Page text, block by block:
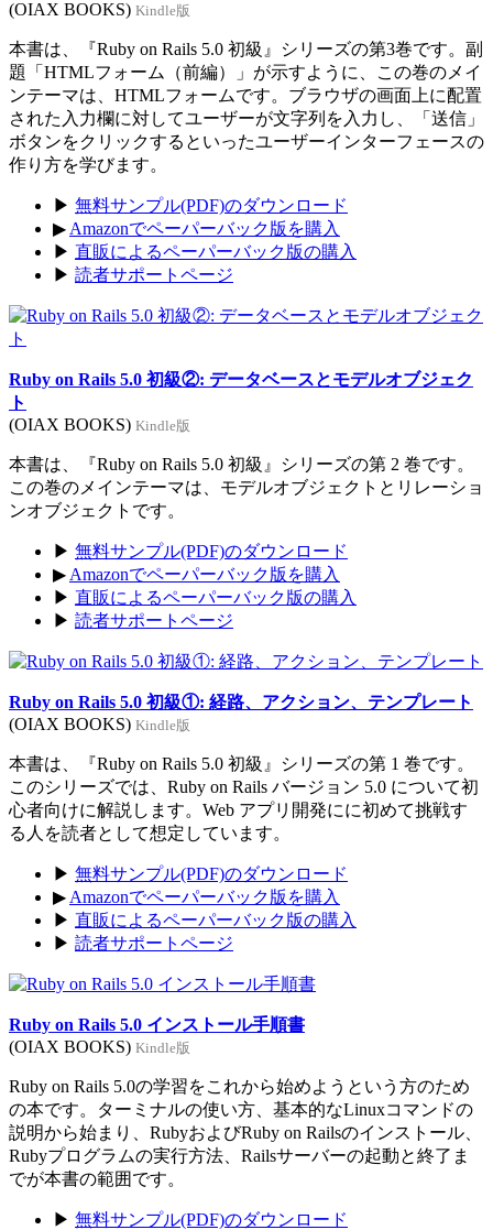
(OIAX BOOKS) Kindle版
本書は、『Ruby on Rails 5.0 初級』シリーズの第3巻です。副
題「HTMLフォーム（前編）」が示すように、この巻のメイ
ンテーマは、HTMLフォームです。ブラウザの画面上に配置
された入力欄に対してユーザーが文字列を入力し、「送信」
ボタンをクリックするといったユーザーインターフェースの
作り方を学びます。
▶ 無料サンプル(PDF)のダウンロード
▶ Amazonでペーパーバック版を購入
▶ 直販によるペーパーバック版の購入
▶ 読者サポートページ
Ruby on Rails 5.0 初級②: データベースとモデルオブジェク
ト
(OIAX BOOKS) Kindle版
本書は、『Ruby on Rails 5.0 初級』シリーズの第 2 巻です。
この巻のメインテーマは、モデルオブジェクトとリレーショ
ンオブジェクトです。
▶ 無料サンプル(PDF)のダウンロード
▶ Amazonでペーパーバック版を購入
▶ 直販によるペーパーバック版の購入
▶ 読者サポートページ
Ruby on Rails 5.0 初級①: 経路、アクション、テンプレート
(OIAX BOOKS) Kindle版
本書は、『Ruby on Rails 5.0 初級』シリーズの第 1 巻です。
このシリーズでは、Ruby on Rails バージョン 5.0 について初
心者向けに解説します。Web アプリ開発にに初めて挑戦す
る人を読者として想定しています。
▶ 無料サンプル(PDF)のダウンロード
▶ Amazonでペーパーバック版を購入
▶ 直販によるペーパーバック版の購入
▶ 読者サポートページ
Ruby on Rails 5.0 インストール手順書
(OIAX BOOKS) Kindle版
Ruby on Rails 5.0の学習をこれから始めようという方のため
の本です。ターミナルの使い方、基本的なLinuxコマンドの
説明から始まり、RubyおよびRuby on Railsのインストール、
Rubyプログラムの実行方法、Railsサーバーの起動と終了ま
でが本書の範囲です。
▶ 無料サンプル(PDF)のダウンロード